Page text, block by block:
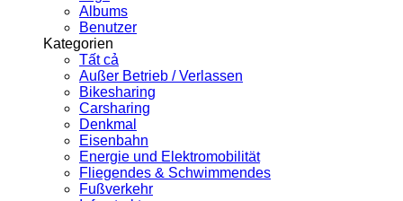
Albums
Benutzer
Kategorien
Tất cả
Außer Betrieb / Verlassen
Bikesharing
Carsharing
Denkmal
Eisenbahn
Energie und Elektromobilität
Fliegendes & Schwimmendes
Fußverkehr